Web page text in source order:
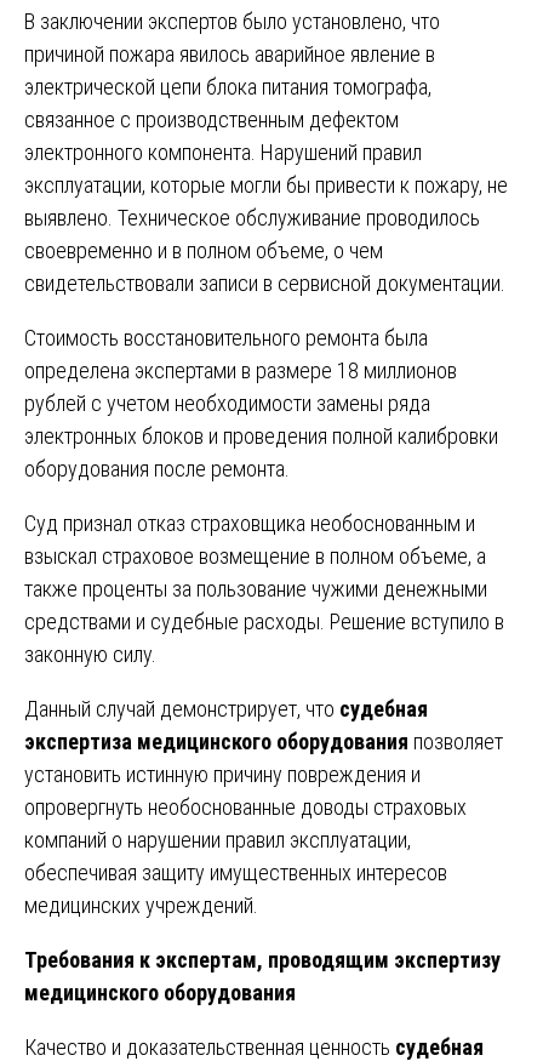
В заключении экспертов было установлено, что
причиной пожара явилось аварийное явление в
электрической цепи блока питания томографа,
связанное с производственным дефектом
электронного компонента. Нарушений правил
эксплуатации, которые могли бы привести к пожару, не
выявлено. Техническое обслуживание проводилось
своевременно и в полном объеме, о чем
свидетельствовали записи в сервисной документации.
Стоимость восстановительного ремонта была
определена экспертами в размере 18 миллионов
рублей с учетом необходимости замены ряда
электронных блоков и проведения полной калибровки
оборудования после ремонта.
Суд признал отказ страховщика необоснованным и
взыскал страховое возмещение в полном объеме, а
также проценты за пользование чужими денежными
средствами и судебные расходы. Решение вступило в
законную силу.
Данный случай демонстрирует, что судебная
экспертиза медицинского оборудования позволяет
установить истинную причину повреждения и
опровергнуть необоснованные доводы страховых
компаний о нарушении правил эксплуатации,
обеспечивая защиту имущественных интересов
медицинских учреждений.
Требования к экспертам, проводящим экспертизу
медицинского оборудования
Качество и доказательственная ценность судебная